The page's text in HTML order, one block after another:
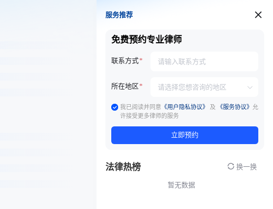
服务推荐
服务推荐
免费预约专业律师
联系方式
所在地区
我已阅读并同意 《用户隐私协议》 及 《服务协议》 允
许接受更多律师的服务
立即预约
法律热榜 换一换
暂无数据